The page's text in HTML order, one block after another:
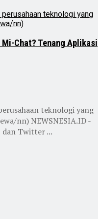
Chat? Tenang Aplikasi
teknologi yang
nn) NEWSNESIA.ID -
dan Twitter ...